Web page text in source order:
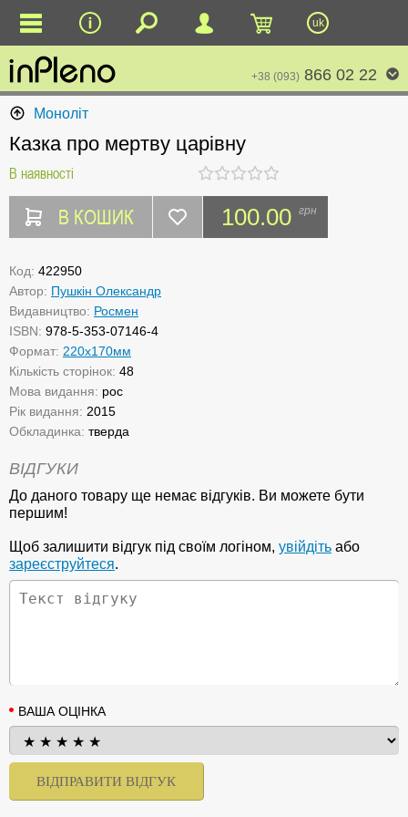
uk
+38 (093) 866 02 22
Моноліт
Казка про мертву царівну
В наявності
В КОШИК 100.00 грн
Код: 422950
Автор: Пушкін Олександр
Видавництво: Росмен
ISBN: 978-5-353-07146-4
Формат: 220x170мм
Кількість сторінок: 48
Мова видання: рос
Рік видання: 2015
Обкладинка: тверда
ВІДГУКИ
До даного товару ще немає відгуків. Ви можете бути
першим!
Щоб залишити відгук під своїм логіном, увійдіть або
зареєструйтеся.
ВАША ОЦІНКА